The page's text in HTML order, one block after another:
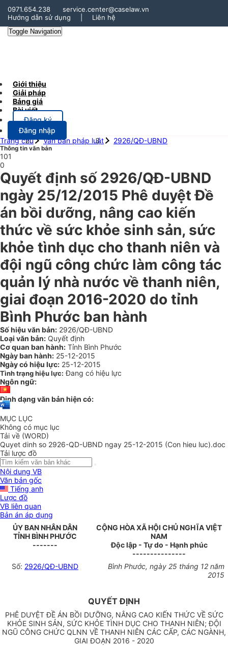
0971.654.238
service.center@caselaw.vn
Hướng dẫn sử dụng
Liên hệ
Toggle Navigation
Giới thiệu
Giải pháp
Bảng giá
Bài viết
Đăng ký
Đăng nhập
Trang chủ
Văn bản pháp luật 2926/QĐ-UBND
Thông tin văn bản
101
0
Quyết định số 2926/QĐ-UBND
ngày 25/12/2015 Phê duyệt Đề
án bồi dưỡng, nâng cao kiến
thức về sức khỏe sinh sản, sức
khỏe tình dục cho thanh niên và
đội ngũ công chức làm công tác
quản lý nhà nước về thanh niên,
giai đoạn 2016-2020 do tỉnh
Bình Phước ban hành
Số hiệu văn bản: 2926/QĐ-UBND
Loại văn bản: Quyết định
Cơ quan ban hành: Tỉnh Bình Phước
Ngày ban hành: 25-12-2015
Ngày có hiệu lực: 25-12-2015
Tình trạng hiệu lực: Đang có hiệu lực
Ngôn ngữ:
Định dạng văn bản hiện có:
MỤC LỤC
Không có mục lục
Tải về (WORD)
Quyet dinh so 2926-QD-UBND ngay 25-12-2015 (Con hieu luc).doc
Tải lược đồ
Nội dung VB
Văn bản gốc
Tiếng anh
Lược đồ
VB liên quan
Bản án áp dụng
ỦY BAN NHÂN DÂN
TỈNH BÌNH PHƯỚC
-------
CỘNG HÒA XÃ HỘI CHỦ NGHĨA VIỆT
NAM
Độc lập - Tự do - Hạnh phúc
---------------
Số: 2926/QĐ-UBND Bình Phước, ngày 25 tháng 12năm
2015
QUYẾT ĐỊNH
PHÊ DUYỆT ĐỀ ÁN BỒI DƯỠNG, NÂNG CAO KIẾN THỨC VỀ SỨC
KHỎE SINH SẢN, SỨC KHỎE TÌNH DỤC CHO THANH NIÊN; ĐỘI
NGŨ CÔNG CHỨC QLNN VỀ THANH NIÊN CÁC CẤP, CÁC NGÀNH,
GIAI ĐOẠN 2016 - 2020